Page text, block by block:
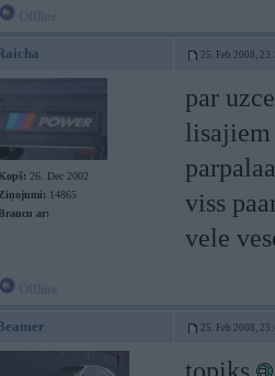
25. Feb 2008,
Kopš: 26. Dec 2002
Ziņojumi: 14865
Braucu ar:
par
viss
vele
25. Feb 2008,